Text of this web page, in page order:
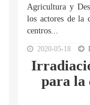
Agricultura y
los actores de la
centros...
2020-05-18
para la